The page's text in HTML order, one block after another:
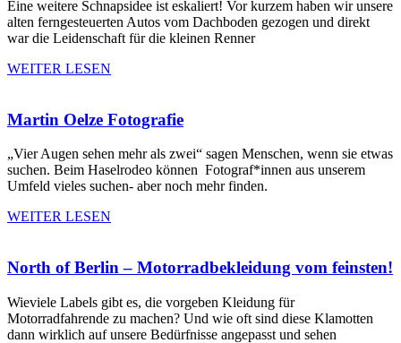
Eine weitere Schnapsidee ist eskaliert! Vor kurzem haben wir unsere
alten ferngesteuerten Autos vom Dachboden gezogen und direkt
war die Leidenschaft für die kleinen Renner
WEITER LESEN
Martin Oelze Fotografie
„Vier Augen sehen mehr als zwei“ sagen Menschen, wenn sie etwas
suchen. Beim Haselrodeo können Fotograf*innen aus unserem
Umfeld vieles suchen- aber noch mehr finden.
WEITER LESEN
North of Berlin – Motorradbekleidung vom feinsten!
Wieviele Labels gibt es, die vorgeben Kleidung für
Motorradfahrende zu machen? Und wie oft sind diese Klamotten
dann wirklich auf unsere Bedürfnisse angepasst und sehen